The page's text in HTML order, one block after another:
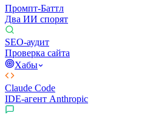
Промпт-Баттл
Два ИИ спорят
SEO-аудит
Проверка сайта
Хабы
Claude Code
IDE-агент Anthropic